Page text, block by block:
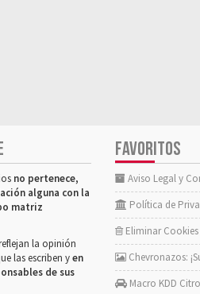
no pertenece,
alguna con la
matriz
la opinión
las escriben yen
de sus
FAVORITOS
Aviso Legal y
Política de
Eliminar Cookies
Chevronazos:
Macro KDD